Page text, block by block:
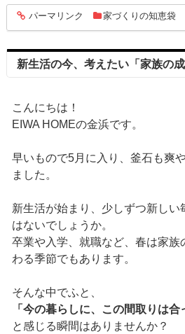
entry284
パーマリンク 家づくりの知恵袋
新生活の今、考えたい「家族の
こんにちは！
EIWA HOMEの金浜です。
早いもので5月に入り、釜石も爽
ました。
新生活が始まり、少しずつ新しい
はないでしょうか。
卒業や入学、就職など、春は家族
わる季節でもあります。
そんな中でふと、
「今の暮らしに、この間取りは合
と感じる瞬間はありませんか？